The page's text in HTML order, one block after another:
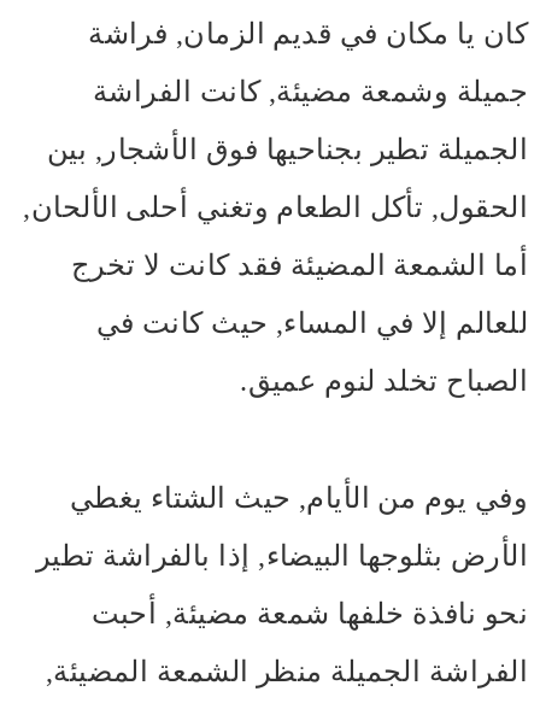
كان يا مكان في قديم الزمان, فراشة
جميلة وشمعة مضيئة, كانت الفراشة
الجميلة تطير بجناحيها فوق الأشجار, بين
الحقول, تأكل الطعام وتغني أحلى الألحان,
أما الشمعة المضيئة فقد كانت لا تخرج
للعالم إلا في المساء, حيث كانت في
الصباح تخلد لنوم عميق.
وفي يوم من الأيام, حيث الشتاء يغطي
الأرض بثلوجها البيضاء, إذا بالفراشة تطير
نحو نافذة خلفها شمعة مضيئة, أحبت
الفراشة الجميلة منظر الشمعة المضيئة,